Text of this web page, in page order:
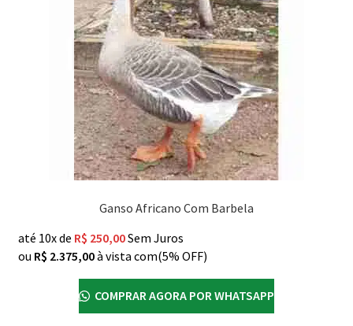
Ganso Africano Com Barbela
até 10x de R$ 250,00Sem Juros
ou R$ 2.375,00à vista com(5% OFF)
COMPRAR AGORA POR WHATSAPP